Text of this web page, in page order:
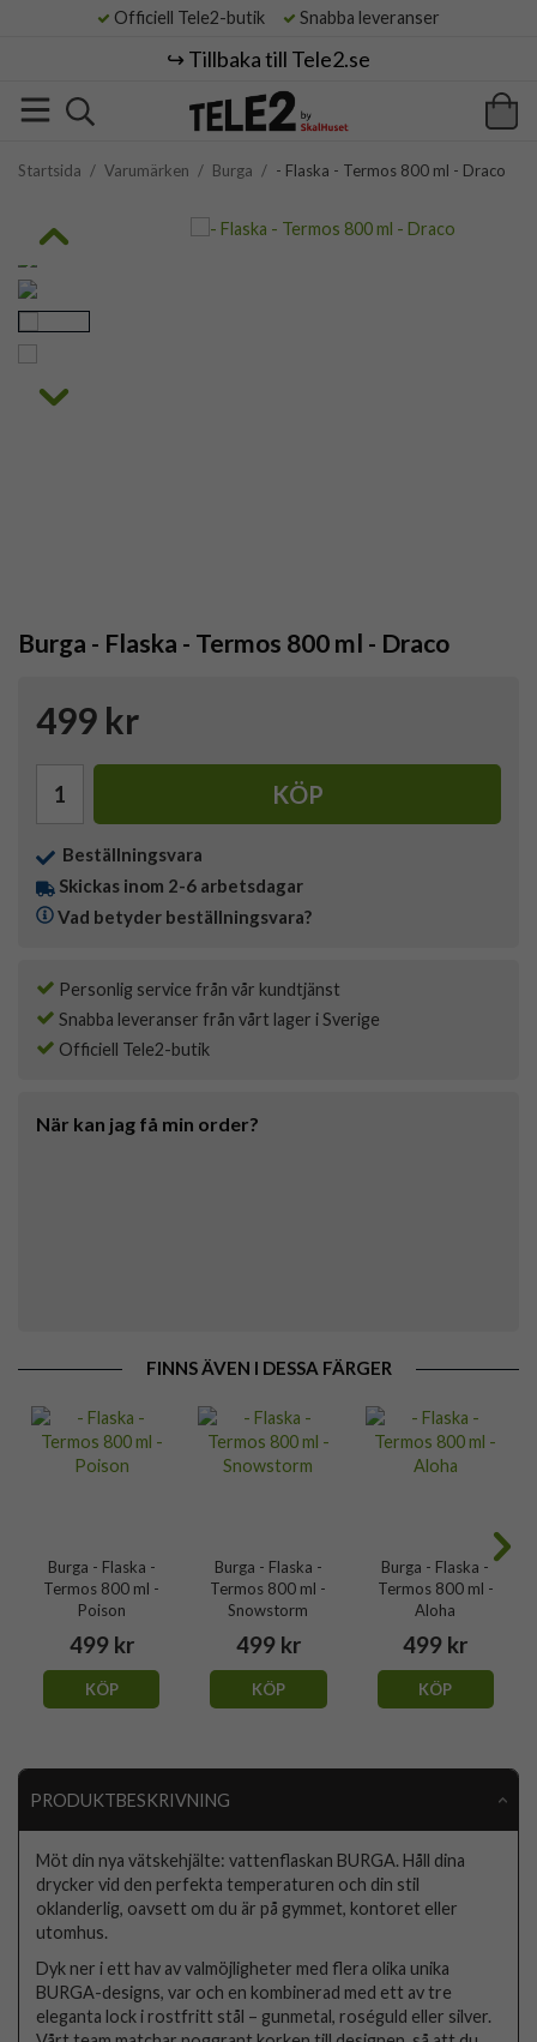
Officiell Tele2-butik Snabba leveranser
↪️ Tillbaka till Tele2.se
Startsida / Varumärken / Burga / - Flaska - Termos 800 ml - Draco
Burga - Flaska - Termos 800 ml - Draco
499 kr
KÖP
Beställningsvara
Skickas inom 2-6 arbetsdagar
Vad betyder beställningsvara?
Personlig service från vår kundtjänst
Snabba leveranser från vårt lager i Sverige
Officiell Tele2-butik
När kan jag få min order?
FINNS ÄVEN I DESSA FÄRGER
Burga - Flaska -
Termos 800 ml -
Poison
499 kr
KÖP
Burga - Flaska -
Termos 800 ml -
Snowstorm
499 kr
KÖP
Burga - Flaska -
Termos 800 ml -
Aloha
499 kr
KÖP
PRODUKTBESKRIVNING
Möt din nya vätskehjälte: vattenflaskan BURGA. Håll dina
drycker vid den perfekta temperaturen och din stil
oklanderlig, oavsett om du är på gymmet, kontoret eller
utomhus.
Dyk ner i ett hav av valmöjligheter med flera olika unika
BURGA-designs, var och en kombinerad med ett av tre
eleganta lock i rostfritt stål – gunmetal, roséguld eller silver.